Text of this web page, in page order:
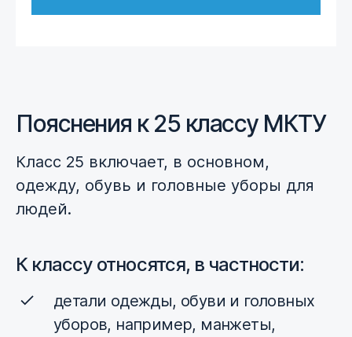
Пояснения к 25 классу МКТУ
Класс 25 включает, в основном,
одежду, обувь и головные уборы для
людей.
К классу относятся, в частности:
детали одежды, обуви и головных
уборов, например, манжеты,